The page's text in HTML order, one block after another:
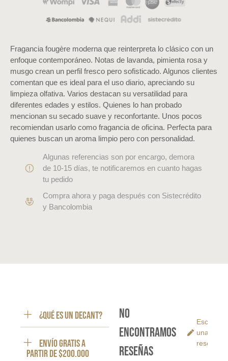
Fragancia fougère moderna que reinterpreta lo clásico con un
enfoque contemporáneo. Notas de lavanda, pimienta rosa y
musgo crean un perfil fresco pero sofisticado. Algunos clientes
comentan que es ideal para el uso diario, apreciando su
limpieza olfativa. Varios destacan su versatilidad para
diferentes edades y estilos. Quienes lo han probado
mencionan su secado suave y reconfortante. Unos pocos
recomiendan usarlo como fragancia de oficina. Perfecta para
quienes buscan un aroma limpio pero con personalidad.
Algunas referencias son por encargo, demora
de 10-15 días, te notificaremos en cuanto hagas
tu pedido
Compra ahora y paga después con Sistecrédito
y Bancolombia
¿Qué es un decant?
ENVÍO GRATIS a
partir de $200.000
No
encontramos
reseñas
Escribe
una
reseña